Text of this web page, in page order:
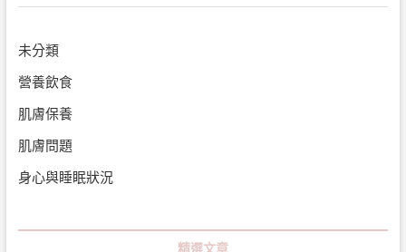
未分類
營養飲食
肌膚保養
肌膚問題
身心與睡眠狀況
精選文章